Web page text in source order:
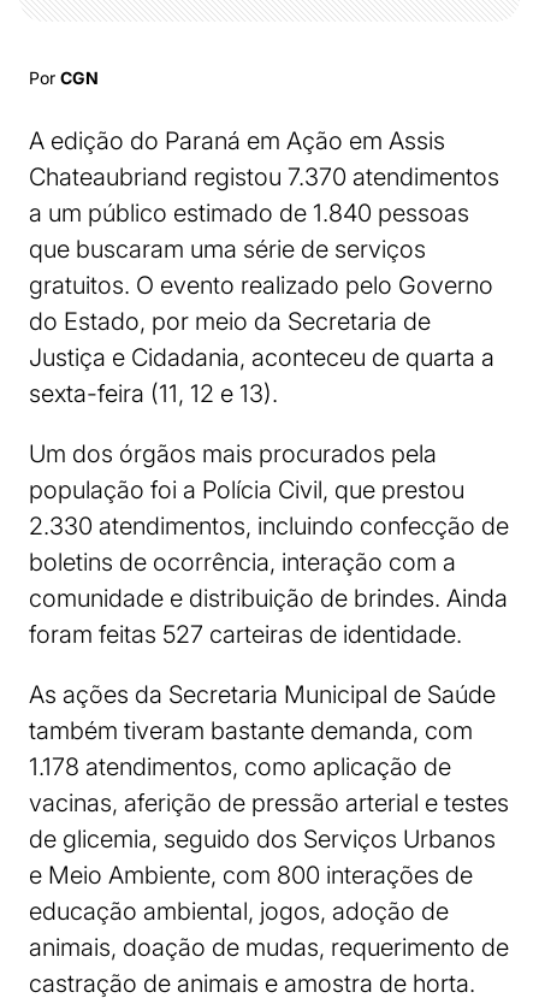
Por CGN
A edição do Paraná em Ação em Assis
Chateaubriand registou 7.370 atendimentos
a um público estimado de 1.840 pessoas
que buscaram uma série de serviços
gratuitos. O evento realizado pelo Governo
do Estado, por meio da Secretaria de
Justiça e Cidadania, aconteceu de quarta a
sexta-feira (11, 12 e 13).
Um dos órgãos mais procurados pela
população foi a Polícia Civil, que prestou
2.330 atendimentos, incluindo confecção de
boletins de ocorrência, interação com a
comunidade e distribuição de brindes. Ainda
foram feitas 527 carteiras de identidade.
As ações da Secretaria Municipal de Saúde
também tiveram bastante demanda, com
1.178 atendimentos, como aplicação de
vacinas, aferição de pressão arterial e testes
de glicemia, seguido dos Serviços Urbanos
e Meio Ambiente, com 800 interações de
educação ambiental, jogos, adoção de
animais, doação de mudas, requerimento de
castração de animais e amostra de horta.